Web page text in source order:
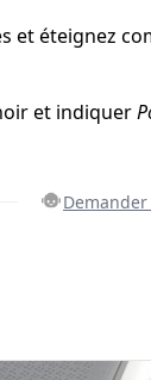
et éteignez
et indiquer
Demander